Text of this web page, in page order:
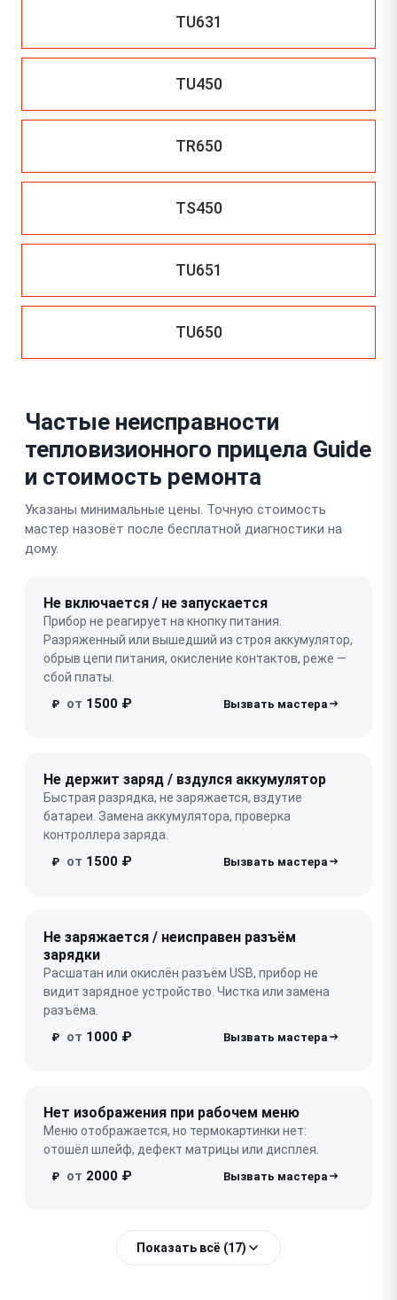
TU631
TU450
TR650
TS450
TU651
TU650
Частые неисправности
тепловизионного прицела Guide
и стоимость ремонта
Указаны минимальные цены. Точную стоимость
мастер назовёт после бесплатной диагностики на
дому.
Не включается / не запускается
Прибор не реагирует на кнопку питания.
Разряженный или вышедший из строя аккумулятор,
обрыв цепи питания, окисление контактов, реже —
сбой платы.
₽ от 1500 ₽
Не держит заряд / вздулся аккумулятор
Быстрая разрядка, не заряжается, вздутие
батареи. Замена аккумулятора, проверка
контроллера заряда.
₽ от 1500 ₽
Не заряжается / неисправен разъём
зарядки
Расшатан или окислён разъём USB, прибор не
видит зарядное устройство. Чистка или замена
разъёма.
₽ от 1000 ₽
Нет изображения при рабочем меню
Меню отображается, но термокартинки нет:
отошёл шлейф, дефект матрицы или дисплея.
₽ от 2000 ₽
Показать всё (17)